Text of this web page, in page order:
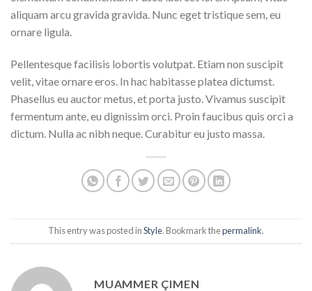
aliquam arcu gravida gravida. Nunc eget tristique sem, eu
ornare ligula.
Pellentesque facilisis lobortis volutpat. Etiam non suscipit
velit, vitae ornare eros. In hac habitasse platea dictumst.
Phasellus eu auctor metus, et porta justo. Vivamus suscipit
fermentum ante, eu dignissim orci. Proin faucibus quis orci a
dictum. Nulla ac nibh neque. Curabitur eu justo massa.
This entry was posted inStyle. Bookmark thepermalink.
MUAMMER ÇIMEN